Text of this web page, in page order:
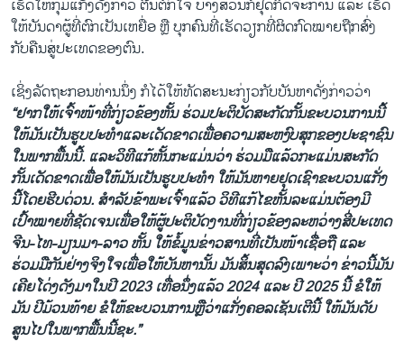
ເຮັດໃຫ້ກຸ່ມແກັ່ງດັ່ງກ່າວ ຕື່ນຕົກໃຈ ບາງສ່ວນກໍ່ຢຸດກິດຈະການ ແລະ ເຮັດ
ໃຫ້ບັນດາຜູ້ທີ່ຕົກເປັນເຫຍື່ອ ຫຼື ບຸກຄົນທີ່ເຮັດວຽກທີ່ຜິດກົດໝາຍຖືກສົ່ງ
ກັບຄືນສູ່ປະເທດຂອງຕົນ.
ເຊິ່ງລັດຖະກອນທ່ານນຶ່ງ ກໍໄດ້ໃຫ້ທັດສະນະກ່ຽວກັບບັນຫາດັ່ງກ່າວວ່າ
“ຢາກໃຫ້ເຈົ້າໜ້າທີ່ກ່ຽວຂ້ອງຫັ້ນ ຮ່ວມປະຕິບັດສະກັດກັ້ນຂະບວນການນີ້
ໃຫ້ມັນເປັນຮູບປະທຳແລະເດັດຂາດເພື່ອຄວາມສະຫງົບສຸກຂອງປະຊາຊົນ
ໃນພາກພື້ນນີ້. ແລະວິທີແກ້ຫັ້ນກະແມ່ນວ່າ ຮ່ວມມືແລ້ວກະແມ່ນສະກັດ
ກັ້ນເດັດຂາດເພື່ອໃຫ້ມັນເປັນຮູບປະທຳ ໃຫ້ມັນຫາຍຢຸດເຊົາຂະບວນແກັ່ງ
ນີ້ໂດຍຮີບດ່ວນ. ສຳລັບຂ້າພະເຈົ້າແລ້ວ ວິທີແກ້ໄຂຫັ້ນລະແມ່ນຕ້ອງມີ
ເປົ້າໝາຍທີ່ຊັດເຈນເພື່ອໃຫ້ຜູ້ປະຕິບັດງານທີ່ກ່ຽວຂ້ອງລະຫວ່າງສີ່ປະເທດ
ຈີນ-ໄທ-ມຽນມາ-ລາວ ຫັ້ນ ໃຫ້ຂໍ້ມູນຂ່າວສານທີ່ເປັນໜ້າເຊື່ອຖື ແລະ
ຮ່ວມມືກັນຢ່າງຈິງໃຈເພື່ອໃຫ້ບັນຫານັ້ນ ມັນສິ້ນສຸດລົງເພາະວ່າ ຂ່າວນີ້ມັນ
ເຄີຍໂດ່ງດັງມາໃນປີ 2023 ເທື່ອນຶ່ງແລ້ວ 2024 ແລະ ປີ 2025 ນີ້ ຂໍໃຫ້
ມັນ ປີມ້ວນທ້າຍ ຂໍໃຫ້ຂະບວນການຫຼືວ່າແກັ່ງຄອລເຊັນເຕີນີ້ ໃຫ້ມັນດັບ
ສູນໄປໃນພາກພື້ນນີ້ຊະ.”